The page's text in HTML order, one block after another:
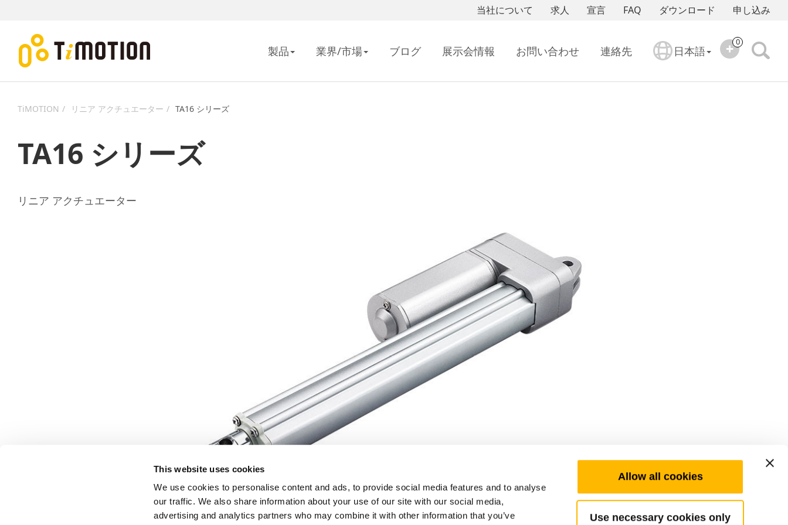
This website uses cookies
We use cookies to personalise content and ads, to provide social media features and to analyse
our traffic. We also share information about your use of our site with our social media,
advertising and analytics partners who may combine it with other information that you’ve
Allow all cookies
Use necessary cookies only
申し込み
ダウンロード
FAQ
宣言
求人
当社について
製品 業界/市場 ブログ 展示会情報 お問い合わせ 連絡先 日本語
0
TiMOTION リニア アクチュエーター TA16 シリーズ
TA16 シリーズ
リニア アクチュエーター